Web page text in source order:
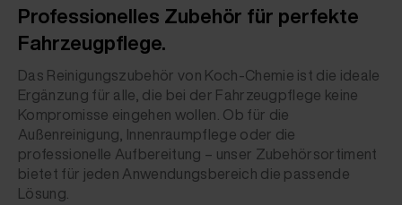
Professionelles Zubehör für perfekte
Fahrzeugpflege.
Das Reinigungszubehör von Koch-Chemie ist die ideale
Ergänzung für alle, die bei der Fahrzeugpflege keine
Kompromisse eingehen wollen. Ob für die
Außenreinigung, Innenraumpflege oder die
professionelle Aufbereitung – unser Zubehörsortiment
bietet für jeden Anwendungsbereich die passende
Lösung.